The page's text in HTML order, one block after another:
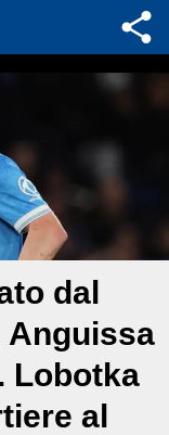
dal
Anguissa
Lobotka
al